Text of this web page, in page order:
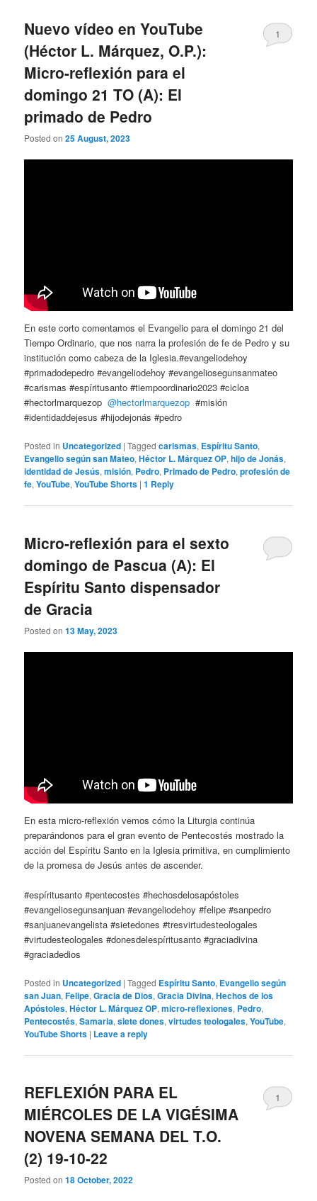
Nuevo vídeo en YouTube
(Héctor L. Márquez, O.P.):
Micro-reflexión para el
domingo 21 TO (A): El
primado de Pedro
Posted on25 August, 2023
1
En este corto comentamos el Evangelio para el domingo 21 del
Tiempo Ordinario, que nos narra la profesión de fe de Pedro y su
institución como cabeza de la Iglesia.#evangeliodehoy
#primadodepedro #evangeliodehoy #evangeliosegunsanmateo
#carismas #espíritusanto #tiempoordinario2023 #cicloa
#hectorlmarquezop @hectorlmarquezop #misión
#identidaddejesus #hijodejonás #pedro
Posted in Uncategorized |Tagged carismas, Espíritu Santo,
Evangelio según san Mateo,Héctor L. Márquez OP,hijo de Jonás,
identidad de Jesús,misión, Pedro, Primado de Pedro,profesión de
fe,YouTube,YouTube Shorts |1 Reply
Micro-reflexión para el sexto
domingo de Pascua (A): El
Espíritu Santo dispensador
de Gracia
Posted on13 May, 2023
En esta micro-reflexión vemos cómo la Liturgia continúa
preparándonos para el gran evento de Pentecostés mostrado la
acción del Espíritu Santo en la Iglesia primitiva, en cumplimiento
de la promesa de Jesús antes de ascender.
#espíritusanto #pentecostes #hechosdelosapóstoles
#evangeliosegunsanjuan #evangeliodehoy #felipe #sanpedro
#sanjuanevangelista #sietedones #tresvirtudesteologales
#virtudesteologales #donesdelespíritusanto #graciadivina
#graciadedios
Posted in Uncategorized |Tagged Espíritu Santo, Evangelio según
san Juan,Felipe,Gracia de Dios,Gracia Divina,Hechos de los
Apóstoles,Héctor L. Márquez OP,micro-reflexiones, Pedro,
Pentecostés,Samaria,siete dones,virtudes teologales,YouTube,
YouTube Shorts | Leave a reply
REFLEXIÓN PARA EL
MIÉRCOLES DE LA VIGÉSIMA
NOVENA SEMANA DEL T.O.
(2) 19-10-22
Posted on18 October, 2022
1